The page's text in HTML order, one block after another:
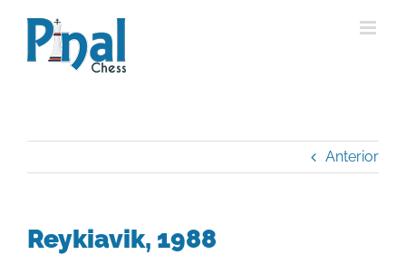
contenido
Anterior
Reykiavik, 1988